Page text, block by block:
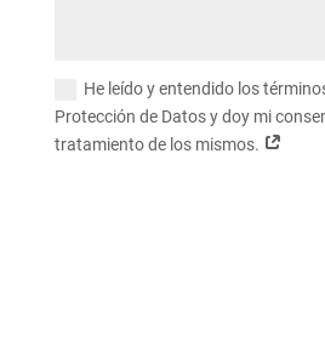
He leído y entendido los
Protección de Datos y doy mi
tratamiento de los mismos.